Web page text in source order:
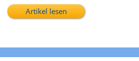
Artikel lesen